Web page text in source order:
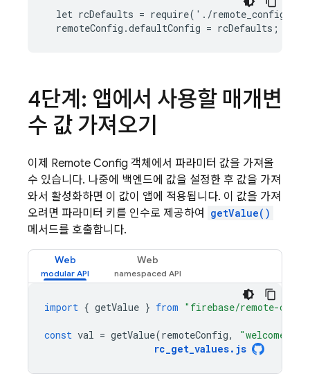
let rcDefaults = require('./
  remoteConfig.defaultConfig = rcDefaults;
4단계: 앱에서 사용할 매개변
수 값 가져오기
이제 Remote Config 객체에서 파라미터 값을 가져올
수 있습니다. 나중에 백엔드에 값을 설정한 후 값을 가져
와서 활성화하면 이 값이 앱에 적용됩니다. 이 값을 가져
오려면 파라미터 키를 인수로 제공하여
getValue()
메서드를 호출합니다.
Web Web
import { getValue } from "firebase/remote-
const val = getValue(remoteConfig,
rc_get_values. js